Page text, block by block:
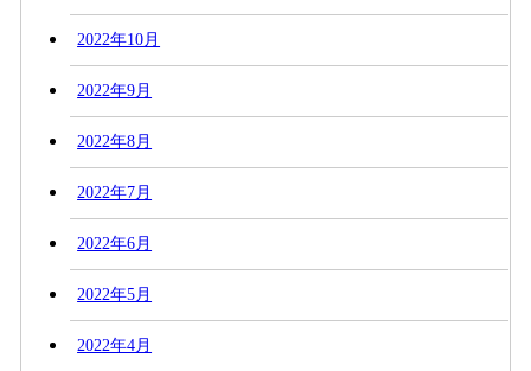
2022年10月
2022年9月
2022年8月
2022年7月
2022年6月
2022年5月
2022年4月